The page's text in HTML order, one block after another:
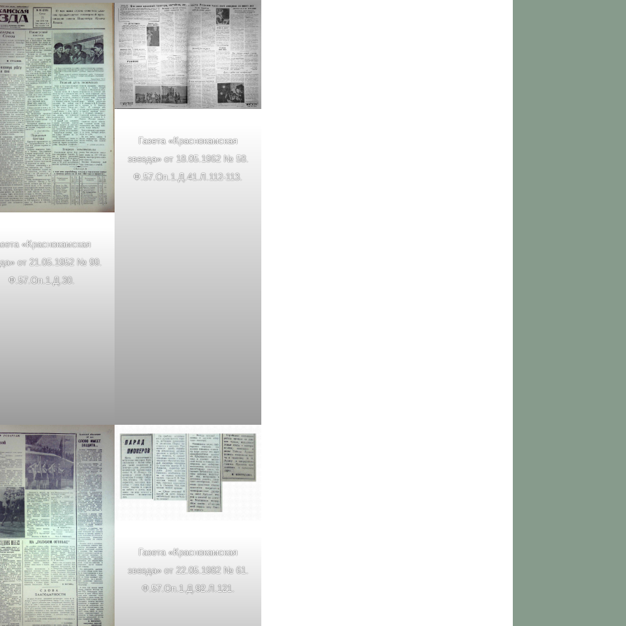
«Краснокамская
от 21.05.1952 № 99.
Ф.57.Оп.1.Д.30.
Газета «Краснокамская
звезда» от 18.05.1962 № 58.
Ф.57.Оп.1.Д.41.Л.112-113.
Газета «Краснокамская
звезда» от 22.05.1982 № 61.
Ф.57.Оп.1.Д.92.Л.121.